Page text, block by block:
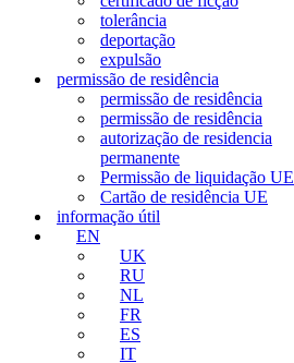
tolerância
deportação
expulsão
permissão de residência
permissão de residência
permissão de residência
autorização de residencia
permanente
Permissão de liquidação UE
Cartão de residência UE
informação útil
EN
UK
RU
NL
FR
ES
IT